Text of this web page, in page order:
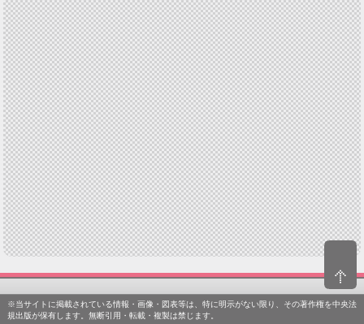
※当サイトに掲載されている情報・画像・図表等は、特に明示がない限り、その著作権を中央法
規出版が保有します。無断引用・転載・複製は禁じます。